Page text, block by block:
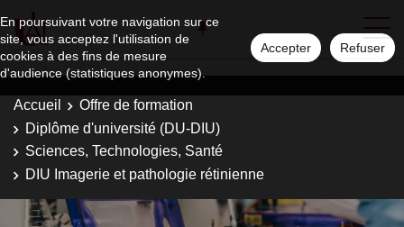
En poursuivant votre navigation sur ce
site, vous acceptez l'utilisation de
cookies à des fins de mesure
d'audience (statistiques anonymes).
Accepter Refuser
Accueil
Offre de formation
Diplôme d'université (DU-DIU)
Sciences, Technologies, Santé
DIU Imagerie et pathologie rétinienne